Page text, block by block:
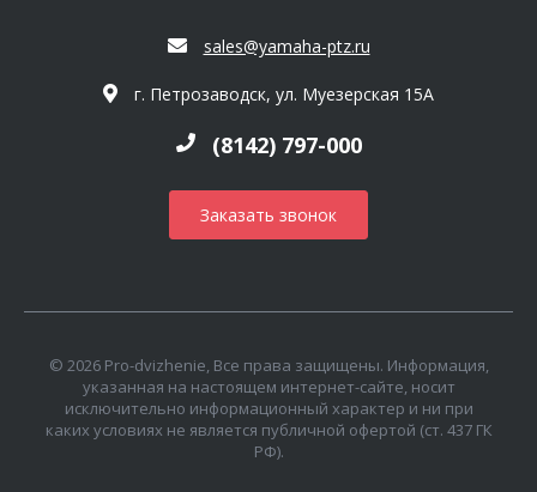
sales@yamaha-ptz.ru
г. Петрозаводск, ул. Муезерская 15А
(8142) 797-000
Заказать звонок
© 2026 Pro-dvizhenie, Все права защищены. Информация,
указанная на настоящем интернет-сайте, носит
исключительно информационный характер и ни при
каких условиях не является публичной офертой (ст. 437 ГК
РФ).